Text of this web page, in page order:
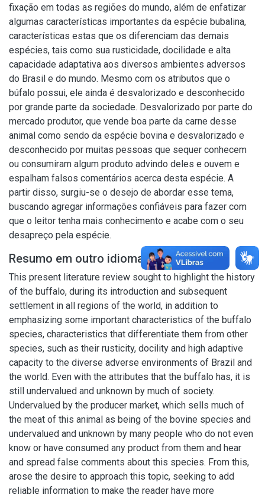
fixação em todas as regiões do mundo, além de enfatizar
algumas características importantes da espécie bubalina,
características estas que os diferenciam das demais
espécies, tais como sua rusticidade, docilidade e alta
capacidade adaptativa aos diversos ambientes adversos
do Brasil e do mundo. Mesmo com os atributos que o
búfalo possui, ele ainda é desvalorizado e desconhecido
por grande parte da sociedade. Desvalorizado por parte do
mercado produtor, que vende boa parte da carne desse
animal como sendo da espécie bovina e desvalorizado e
desconhecido por muitas pessoas que sequer conhecem
ou consumiram algum produto advindo deles e ouvem e
espalham falsos comentários acerca desta espécie. A
partir disso, surgiu-se o desejo de abordar esse tema,
buscando agregar informações confiáveis para fazer com
que o leitor tenha mais conhecimento e acabe com o seu
desapreço pela espécie.
Resumo em outro idioma
This present literature review sought to highlight the history
of the buffalo, during its introduction and subsequent
settlement in all regions of the world, in addition to
emphasizing some important characteristics of the buffalo
species, characteristics that differentiate them from other
species, such as their rusticity, docility and high adaptive
capacity to the diverse adverse environments of Brazil and
the world. Even with the attributes that the buffalo has, it is
still undervalued and unknown by much of society.
Undervalued by the producer market, which sells much of
the meat of this animal as being of the bovine species and
undervalued and unknown by many people who do not even
know or have consumed any product from them and hear
and spread false comments about this species. From this,
arose the desire to approach this topic, seeking to add
reliable information to make the reader have more